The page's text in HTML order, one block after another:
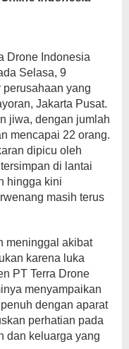
Drone Indonesia
Selasa, 9
perusahaan yang
Jakarta Pusat.
jiwa, dengan jumlah
mencapai 22 orang.
dipicu oleh
di lantai
hingga kini
masih terus
meninggal akibat
karena luka
PT Terra Drone
menyampaikan
dengan aparat
perhatian pada
dan keluarga yang